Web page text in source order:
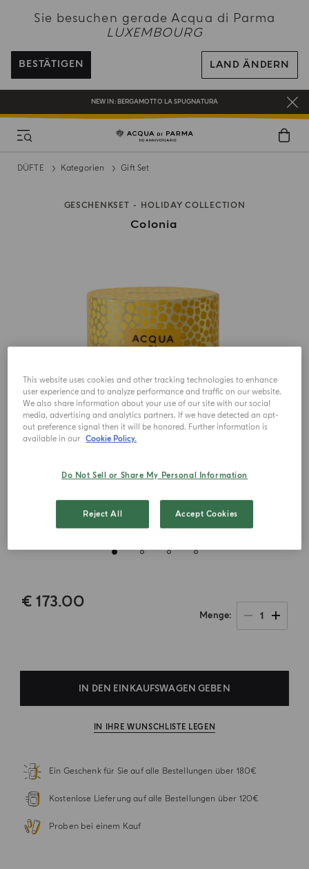
Sie besuchen gerade Acqua di Parma
LUXEMBOURG
BESTÄTIGEN LAND ÄNDERN
BEI ALLEN BESTELLUNGEN ÜBER 120€ ERHALTEN SIE EINE KOSTENLOSE
LIEFERUNG
REGISTRIEREN SIE SICH UND GENIESSEN SIE EINE WELT VOLLER VORTEILE
EIN GESCHENK FÜR SIE AUF ALLE BESTELLUNGEN ÜBER 180€
NEW IN: BERGAMOTTO LA SPUGNATURA
DÜFTE Kategorien Gift Set
GESCHENKSET HOLIDAY COLLECTION
Colonia
€ 173.00
Menge 1
IN DEN EINKAUFSWAGEN GEBEN
IN IHRE WUNSCHLISTE LEGEN
Ein Geschenk für Sie auf alle Bestellungen über 180€
Kostenlose Lieferung auf alle Bestellungen über 120€
Proben bei einem Kauf
This website uses cookies and other tracking technologies to enhance
user experience and to analyze performance and traffic on our website.
We also share information about your use of our site with our social
media, advertising and analytics partners. If we have detected an opt-
out preference signal then it will be honored. Further information is
available in our Cookie Policy.
Do Not Sell or Share My Personal Information
Reject All Accept Cookies